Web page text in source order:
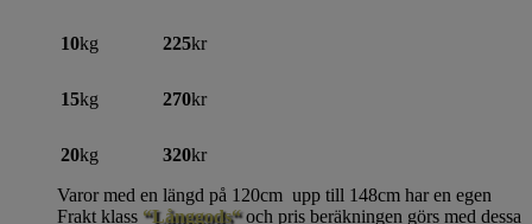
10kg 225kr
15kg 270kr
20kg 320kr
Varor med en längd på 120cm upp till 148cm har en egen
Frakt klass “Långgods“och pris beräkningen görs med dessa